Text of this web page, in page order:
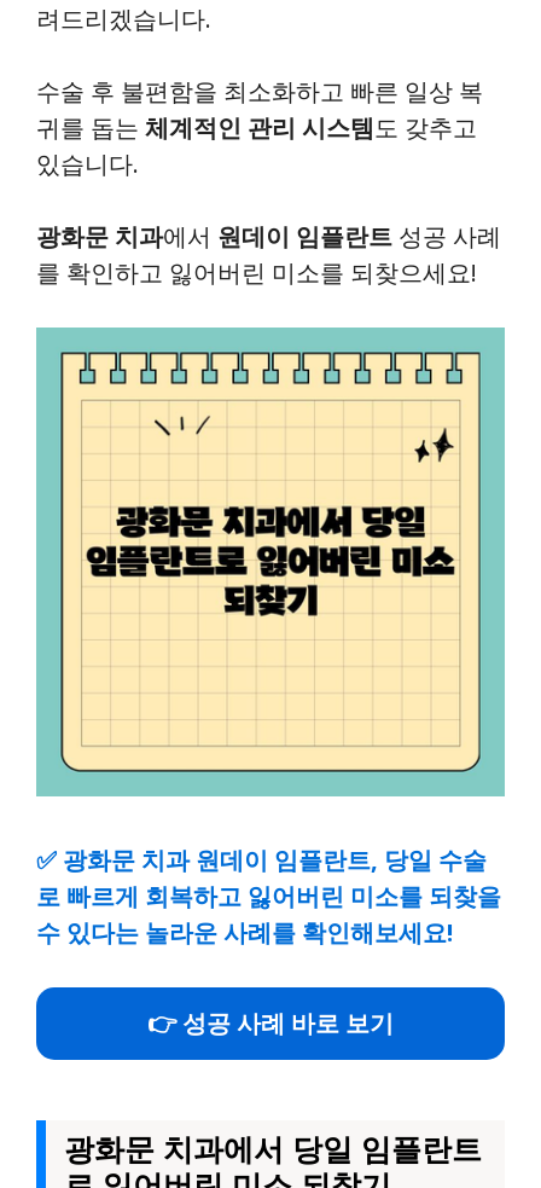
려드리겠습니다.
수술 후 불편함을 최소화하고 빠른 일상 복
귀를 돕는 체계적인 관리 시스템도 갖추고
있습니다.
광화문 치과에서 원데이 임플란트 성공 사례
를 확인하고 잃어버린 미소를 되찾으세요!
✅ 광화문 치과 원데이 임플란트, 당일 수술
로 빠르게 회복하고 잃어버린 미소를 되찾을
수 있다는 놀라운 사례를 확인해보세요!
👉 성공 사례 바로 보기
광화문 치과에서 당일 임플란트